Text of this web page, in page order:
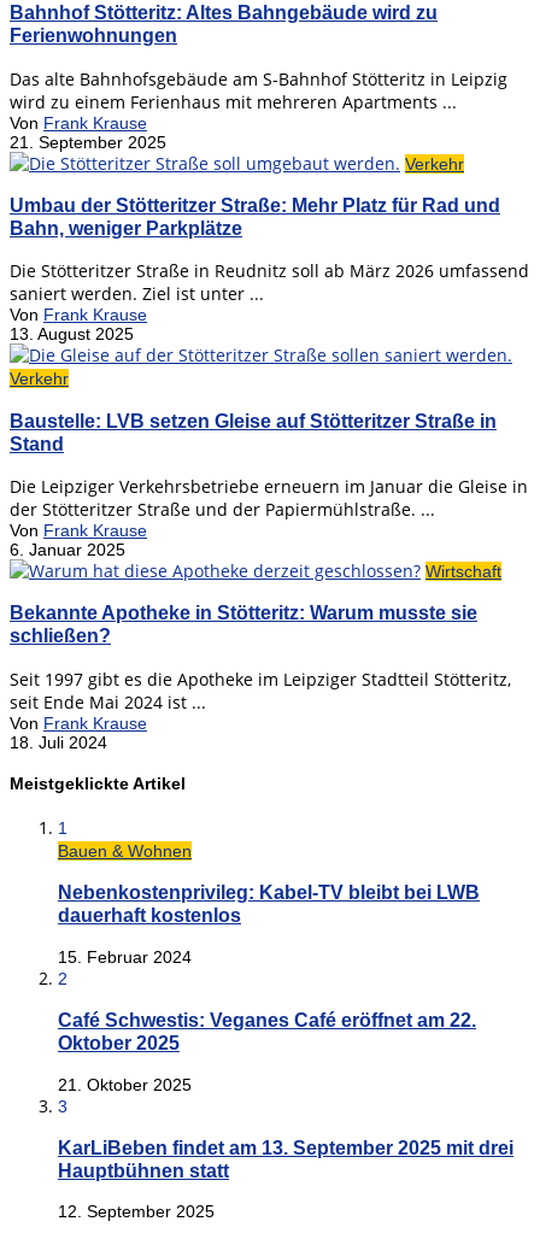
Bahnhof Stötteritz: Altes Bahngebäude wird zu
Ferienwohnungen
Das alte Bahnhofsgebäude am S-Bahnhof Stötteritz in Leipzig
wird zu einem Ferienhaus mit mehreren Apartments ...
Von Frank Krause
21. September 2025
Verkehr
Umbau der Stötteritzer Straße: Mehr Platz für Rad und
Bahn, weniger Parkplätze
Die Stötteritzer Straße in Reudnitz soll ab März 2026 umfassend
saniert werden. Ziel ist unter ...
Von Frank Krause
13. August 2025
Verkehr
Baustelle: LVB setzen Gleise auf Stötteritzer Straße in
Stand
Die Leipziger Verkehrsbetriebe erneuern im Januar die Gleise in
der Stötteritzer Straße und der Papiermühlstraße. ...
Von Frank Krause
6. Januar 2025
Wirtschaft
Bekannte Apotheke in Stötteritz: Warum musste sie
schließen?
Seit 1997 gibt es die Apotheke im Leipziger Stadtteil Stötteritz,
seit Ende Mai 2024 ist ...
Von Frank Krause
18. Juli 2024
Meistgeklickte Artikel
1
Bauen & Wohnen
Nebenkostenprivileg: Kabel-TV bleibt bei LWB
dauerhaft kostenlos
15. Februar 2024
2
Café Schwestis: Veganes Café eröffnet am 22.
Oktober 2025
21. Oktober 2025
3
KarLiBeben findet am 13. September 2025 mit drei
Hauptbühnen statt
12. September 2025